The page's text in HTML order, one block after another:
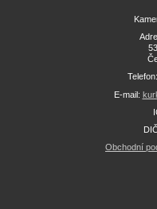
Telefon:
E-mail:
Obchodní